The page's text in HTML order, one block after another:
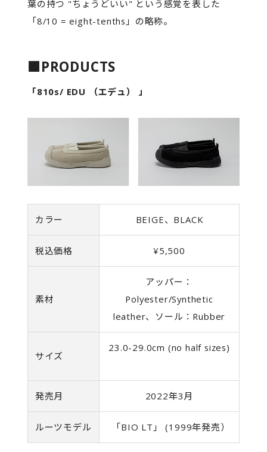
葉の持つ "ちょうどいい" という感覚を表した
「8/10 = eight-tenths」の略称。
■PRODUCTS
「810s/ EDU （エデュ） 」
カラー BEIGE、BLACK
税込価格 ¥5,500
素材
アッパー：
Polyester/Synthetic
leather、ソール：Rubber
サイズ
23.0-29.0cm (no half sizes)
発売月 2022年3月
ルーツモデル 「BIO LT」 (1999年発売）